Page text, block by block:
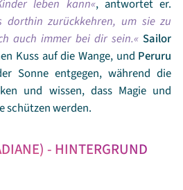
leben kann , antwortet er.
dorthin zurückkehren, um sie zu
auch immer bei dir sein. Sailor
Kuss auf die Wange, und Peruru
Sonne entgegen, während die
und wissen, dass Magie und
schützen werden.
- HINTERGRUND